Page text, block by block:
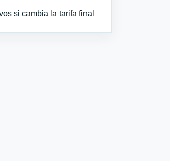
si cambia la tarifa final